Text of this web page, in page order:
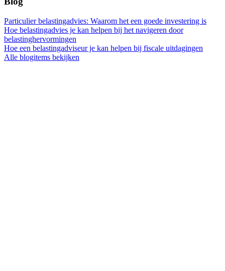
Particulier belastingadvies: Waarom het een goede investering is
Hoe belastingadvies je kan helpen bij het navigeren door
belastinghervormingen
Hoe een belastingadviseur je kan helpen bij fiscale uitdagingen
Alle blogitems bekijken